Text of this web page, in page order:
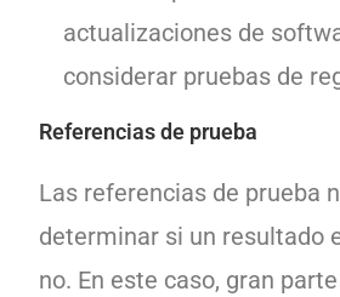
actualizaciones de
considerar pruebas de
Referencias de prueba
Las referencias de prueba
determinar si un resultado
no. En este caso, gran